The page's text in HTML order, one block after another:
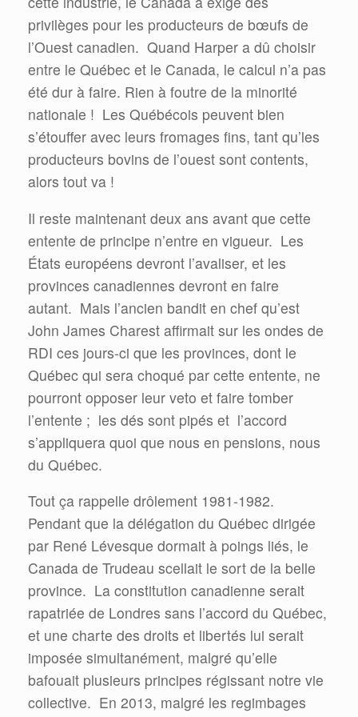
privilèges pour les producteurs de bœufs de
l’Ouest canadien. Quand Harper a dû choisir
entre le Québec et le Canada, le calcul n’a pas
été dur à faire. Rien à foutre de la minorité
nationale ! Les Québécois peuvent bien
s’étouffer avec leurs fromages fins, tant qu’les
producteurs bovins de l’ouest sont contents,
alors tout va !
Il reste maintenant deux ans avant que cette
entente de principe n’entre en vigueur. Les
États européens devront l’avaliser, et les
provinces canadiennes devront en faire
autant. Mais l’ancien bandit en chef qu’est
John James Charest affirmait sur les ondes de
RDI ces jours-ci que les provinces, dont le
Québec qui sera choqué par cette entente, ne
pourront opposer leur veto et faire tomber
l’entente ; les dés sont pipés et l’accord
s’appliquera quoi que nous en pensions, nous
du Québec.
Tout ça rappelle drôlement 1981-1982.
Pendant que la délégation du Québec dirigée
par René Lévesque dormait à poings liés, le
Canada de Trudeau scellait le sort de la belle
province. La constitution canadienne serait
rapatriée de Londres sans l’accord du Québec,
et une charte des droits et libertés lui serait
imposée simultanément, malgré qu’elle
bafouait plusieurs principes régissant notre vie
collective. En 2013, malgré les regimbages